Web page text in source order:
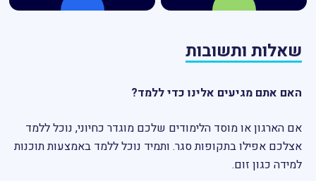
שאלות ותשובות
האם אתם מגיעים אלינו כדי ללמד?
אם הארגון או מוסד הלימודים שלכם מוגדר כחיוני, נוכל ללמד
אצלכם אפילו בתקופות סגר. ותמיד נוכל ללמד באמצעות תוכנות
למידה כגון זום.